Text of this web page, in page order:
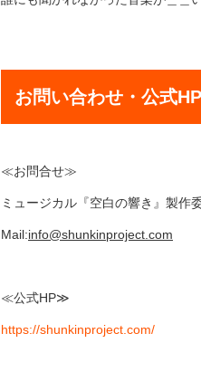
お問い合わせ・公式HP
≪お問合せ≫
ミュージカル『空白の響き』製作
Mail:info@shunkinproject.com
≪公式HP≫
https://shunkinproject.com/